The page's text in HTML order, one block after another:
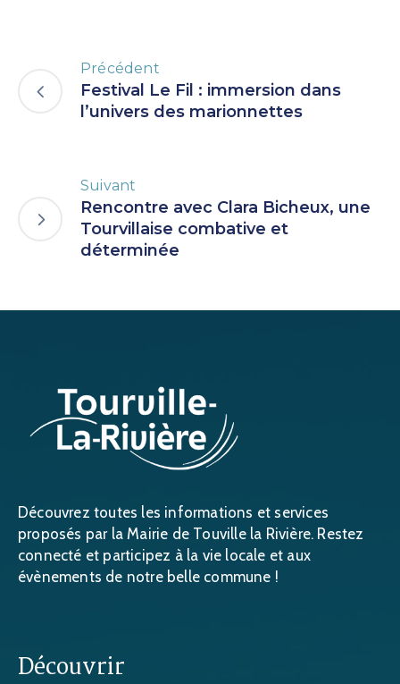
Précédent
Festival Le Fil : immersion dans
l’univers des marionnettes
Suivant
Rencontre avec Clara Bicheux, une
Tourvillaise combative et
déterminée
Découvrez toutes les informations et services
proposés par la Mairie de Touville la Rivière. Restez
connecté et participez à la vie locale et aux
évènements de notre belle commune !
Découvrir